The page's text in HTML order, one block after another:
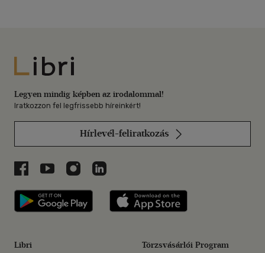
Libri
Legyen mindig képben az irodalommal!
Iratkozzon fel legfrissebb híreinkért!
Hírlevél-feliratkozás
Libri a Facebookon
Libri a Youtube-on
Libri az Instagramon
Libri a LinkedInen
Libri applikáció Szerezd meg: Google
Libri Törzsvásárlói Program